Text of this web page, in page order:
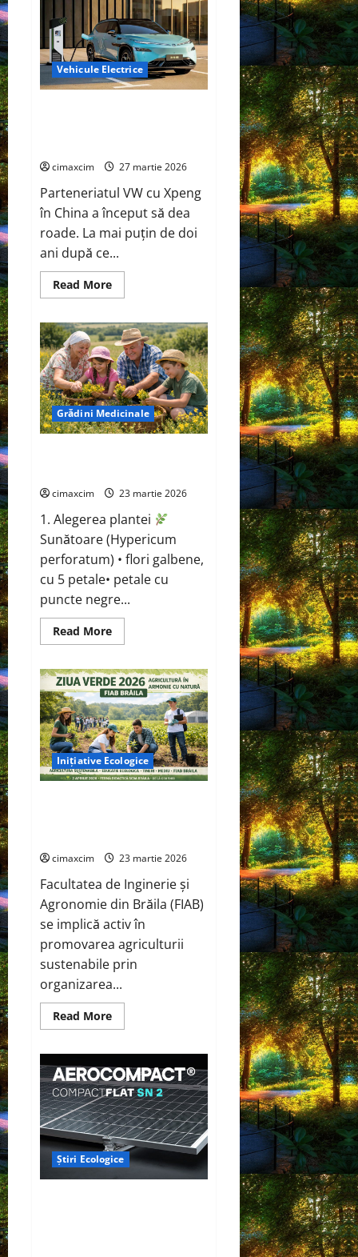
officinalis)
Vehicule Electrice
cimaxcim 27 martie 2026
Parteneriatul VW cu Xpeng
în China a început să dea
roade. La mai puțin de doi
ani după ce...
Read MoreRead
more
mai
mare
și
mai
puternic
SUV
electric
de
până
acum
Grădini Medicinale
cimaxcim 23 martie 2026
1. Alegerea plantei
Sunătoare (Hypericum
perforatum) • flori galbene,
cu 5 petale• petale cu
puncte negre...
Read MoreRead
more
(Hypericum
perforatum)
Inițiative Ecologice
cimaxcim 23 martie 2026
Facultatea de Inginerie și
Agronomie din Brăila (FIAB)
se implică activ în
promovarea agriculturii
sustenabile prin
organizarea...
Read MoreRead
more
2026”
–
Inițiativa
FIAB
Brăila
pentru
o
agricultură
sustenabilă
Știri Ecologice